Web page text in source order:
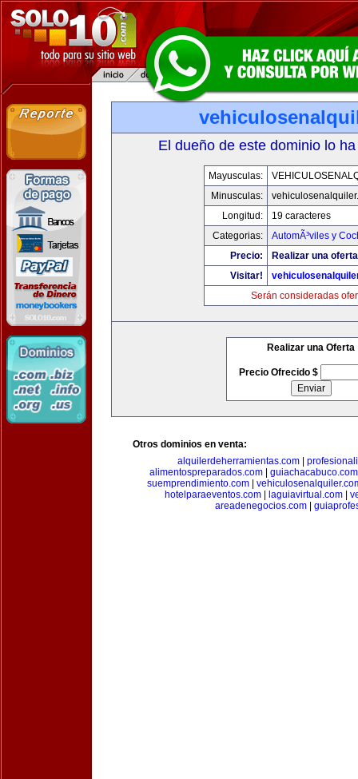
El dueño de este dominio lo
Mayusculas:
Minusculas:
Longitud:
19 caracteres
Categorias:
AutomÃ³viles y
Precio:
Realizar una
Visitar!
Serán consideradas
Realizar una Oferta
Precio Ofrecido $
Otros dominios en venta:
alquilerdeherramientas.com
alimentospreparados.com| guiachacabuco.com
suemprendimiento.com|
hotelparaeventos.com
laguiavirtual.com
areadenegocios.com|